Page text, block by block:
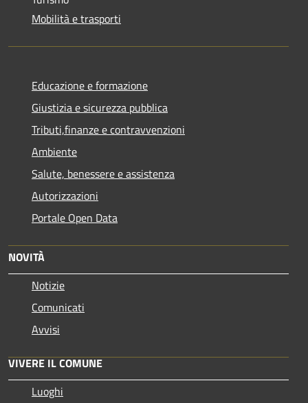
Mobilità e trasporti
Educazione e formazione
Giustizia e sicurezza pubblica
Tributi,finanze e contravvenzioni
Ambiente
Salute, benessere e assistenza
Autorizzazioni
Portale Open Data
NOVITÀ
Notizie
Comunicati
Avvisi
VIVERE IL COMUNE
Luoghi